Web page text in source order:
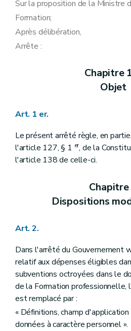
Sur la proposition de la Ministre
Formation;
Après délibération,
Arrête :
Chapitre
Objet
Art. 1 er.
Le présent arrêté règle, en
l'article 127, § 1 er, de la
l'article 138 de celle-ci.
Chapitre
Dispositions
Art. 2.
Dans l'arrêté du Gouvernement
relatif aux dépenses éligibles
subventions octroyées dans le
de la Formation
est remplacé par :
« Définitions, champ
données à caractère personnel ».